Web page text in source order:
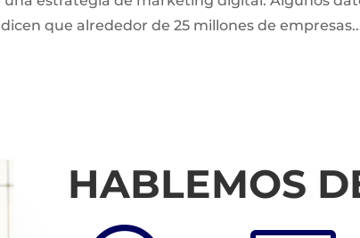
que alrededor de 25 millones de
HABLEMOS